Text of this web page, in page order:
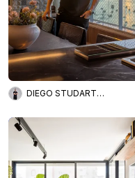
DIEGO STUDART ARQUITETURA